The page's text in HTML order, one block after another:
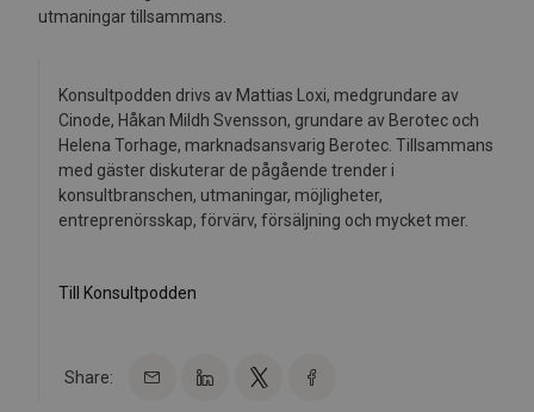
utmaningar tillsammans.
Konsultpodden drivs av Mattias Loxi, medgrundare av
Cinode, Håkan Mildh Svensson, grundare av Berotec och
Helena Torhage, marknadsansvarig Berotec. Tillsammans
med gäster diskuterar de pågående trender i
konsultbranschen, utmaningar, möjligheter,
entreprenörsskap, förvärv, försäljning och mycket mer.
Till Konsultpodden
Share: